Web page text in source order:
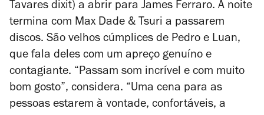
Tavares dixit) a abrir para James Ferraro. A noite
termina com Max Dade & Tsuri a passarem
discos. São velhos cúmplices de Pedro e Luan,
que fala deles com um apreço genuíno e
contagiante. “Passam som incrível e com muito
bom gosto”, considera. “Uma cena para as
pessoas estarem à vontade, confortáveis, a